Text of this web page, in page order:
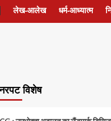
लेख-आलेख धर्म-आध्यात्म
विशेष